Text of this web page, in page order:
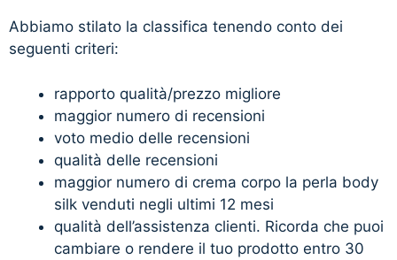
Abbiamo stilato la classifica tenendo conto dei
seguenti criteri:
rapporto qualità/prezzo migliore
maggior numero di recensioni
voto medio delle recensioni
qualità delle recensioni
maggior numero di crema corpo la perla body
silk venduti negli ultimi 12 mesi
qualità dell’assistenza clienti. Ricorda che puoi
cambiare o rendere il tuo prodotto entro 30